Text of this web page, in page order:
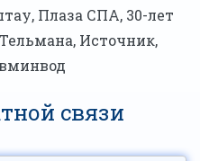
Плаза СПА, 30-лет
Источник,
связи